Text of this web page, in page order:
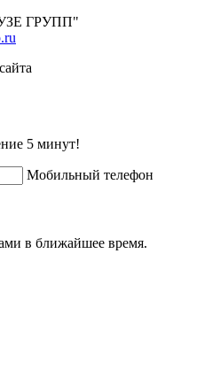
ГРУПП"
5 минут!
Мобильный телефон
в ближайшее время.